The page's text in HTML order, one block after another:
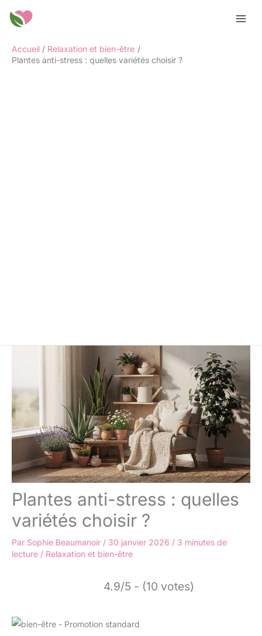
Accueil
Relaxation et bien-être
Plantes anti-stress : quelles variétés choisir ?
Plantes anti-stress : quelles
variétés choisir ?
Par Sophie Beaumanoir / 30 janvier 2026 / 3 minutes de
lecture / Relaxation et bien-être
4.9/5 - (10 votes)